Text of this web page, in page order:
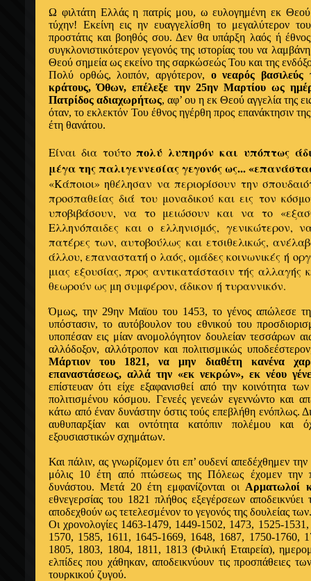
Ω φιλτάτη Ελλάς η πατρίς μου, ω ευλογημένη εκ Θεού
τύχην! Εκείνη εις ην ευαγγελίσθη το μεγαλύτερον
προστάτις και βοηθός σου. Δεν θα υπάρξη λαός ή
συγκλονιστικότερον γεγονός της ιστορίας του να
Θεού σημεία ως εκείνο της σαρκώσεώς Του και της
Πολύ ορθώς, λοιπόν, αργότερον, ο νεαρός βασιλεύς
κράτους, Όθων, επέλεξε την 25ην Μαρτίου ως
Πατρίδος αδιαχωρήτως, αφ’ ου η εκ Θεού αγγελία της
όταν, το εκλεκτόν Του έθνος ηγέρθη προς επανάκτησιν
έτη θανάτου.
Είναι δια τούτοπολύ λυπηρόν και υπόπτως
μέγα της παλιγεννεσίας γεγονός ως...
«Κάποιοι» ηθέλησαν να περιορίσουν την
προσπαθείας διά του μοναδικού και εις τον
υποβιβάσουν, να το μειώσουν και να το
Ελληνόπαιδες και ο ελληνισμός, γενικώτερον,
πατέρες των, αυτοβούλως και ετσιθελικώς,
άλλου, επαναστατή ο λαός, ομάδες κοινωνικές ή
μιας εξουσίας, προς αντικατάστασιν τής αλλαγής
θεωρούν ως μη συμφέρον, άδικον ή τυραννικόν.
Όμως, την 29ην Μαϊου του 1453, το γένος απώλεσε
υπόστασιν, το αυτόβουλον του εθνικού του
υποπέσαν εις μίαν ανομολόγητον δουλείαν τεσσάρων
αλλόδοξον, αλλότροπον και πολιτισμικώς
Μάρτιον του 1821, να μην διαθέτη κανένα
επαναστάσεως, αλλά την «εκ νεκρών», εκ νέου
επίστευαν ότι είχε εξαφανισθεί από την κοινότητα
πολιτισμένου κόσμου. Γενεές γενεών εγεννώντο και
κάτω από έναν δυνάστην όστις τούς επεβλήθη ενόπλως.
αυθυπαρξίαν και οντότητα κατόπιν πολέμου και
εξουσιαστικών σχημάτων.
Και πάλιν, ας γνωρίζομεν ότι επ’ ουδενί απεδέχθημεν την
μόλις 10 έτη από πτώσεως της Πόλεως έχομεν την
δυνάστου. Μετά 20 έτη εμφανίζονται οι Αρματωλοί
εθνεγερσίας του 1821 πλήθος εξεγέρσεων
αποδεχθούν ως τετελεσμένον το γεγονός της δουλείας των.
Οι χρονολογίες 1463-1479, 1449-1502, 1473, 1525-
1570, 1585, 1611, 1645-1669, 1648, 1687, 1750-1760,
1805, 1803, 1804, 1811, 1813 (Φιλική Εταιρεία),
ελπίδες που χάθηκαν, αποδεικνύουν τις προσπάθειες
τουρκικού ζυγού.